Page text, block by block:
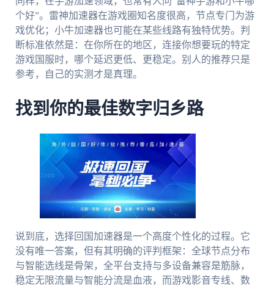
个好”。雷神加速器在游戏圈知名度很高，节点专门为游
戏优化；小牛加速器也可能在某些线路有独特优势。判
断标准依然是：在你所在的地区，连接你想要玩的特定
游戏国服时，哪个延迟更低、更稳定。别人的推荐只是
参考，自己的实测才是真理。
找到你的最佳数字归乡路
说到底，选择回国加速器是一个高度个性化的过程。它
没有唯一答案，但有其明确的评判框架：全球节点分布
与智能选线是骨架，全平台支持与多设备兼容是筋脉，
稳定无限流量与智能分流是血液，而游戏影音专线、数